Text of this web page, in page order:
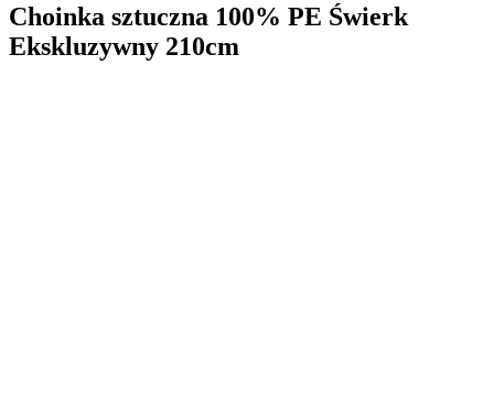
Choinka sztuczna 100% PE Świerk
Ekskluzywny 210cm